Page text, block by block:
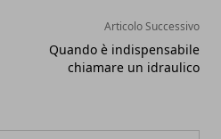
Articolo Successivo
Quando è indispensabile
chiamare un idraulico